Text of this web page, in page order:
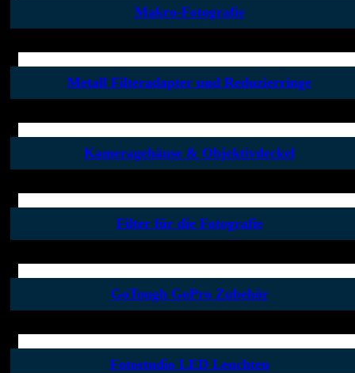
Makro-Fotografie
Metall Filteradapter und Reduzierringe
Kameragehäuse & Objektivdeckel
Filter für die Fotografie
GoTough GoPro Zubehör
Fotostudio LED Leuchten